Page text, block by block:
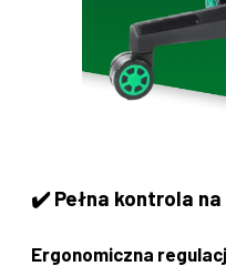
✔️Pełna kontrola
Ergonomiczna